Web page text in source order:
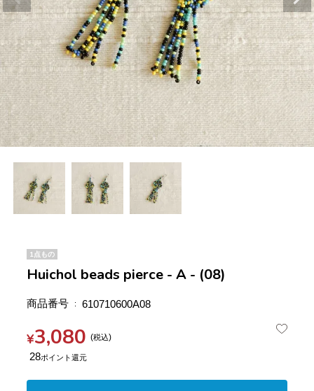
1点もの
Huichol beads pierce - A - (08)
商品番号 610710600A08
¥3,080 税込
28